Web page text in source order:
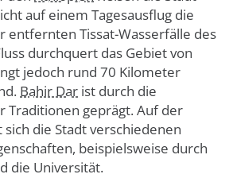
auf einem Tagesausflug die
entfernten Tissat-Wasserfälle des
durchquert das Gebiet von
jedoch rund 70 Kilometer
Bahir Dar ist durch die
Traditionen geprägt. Auf der
die Stadt verschiedenen
beispielsweise durch
die Universität.